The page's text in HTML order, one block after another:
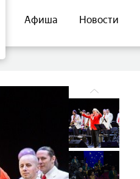
Афиша Новости